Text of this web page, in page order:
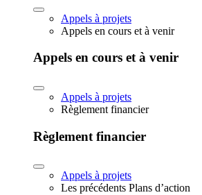
Appels à projets
Appels en cours et à venir
Appels en cours et à venir
Appels à projets
Règlement financier
Règlement financier
Appels à projets
Les précédents Plans d’action